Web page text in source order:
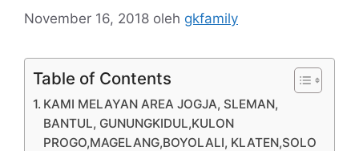
November 16, 2018 oleh gkfamily
Table of Contents
KAMI MELAYAN AREA JOGJA, SLEMAN,
BANTUL, GUNUNGKIDUL,KULON
PROGO,MAGELANG,BOYOLALI, KLATEN,SOLO